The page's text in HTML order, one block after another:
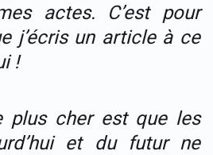
actes. C’est pour
j’écris un article à ce
!
plus cher est que les
et du futur ne